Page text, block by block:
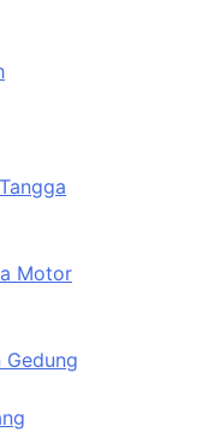
Motor